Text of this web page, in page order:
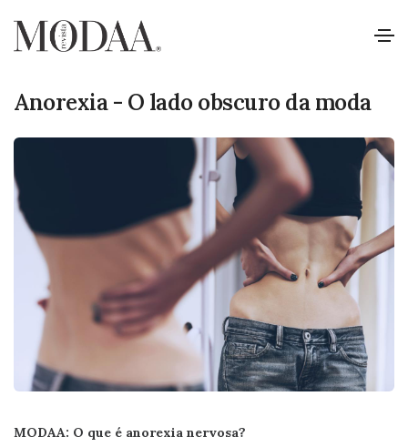
Anorexia - O lado obscuro da moda
MODAA: O que é anorexia nervosa?